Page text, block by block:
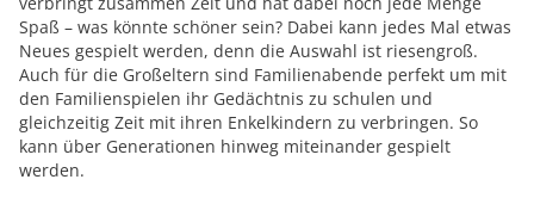
Spaß – was könnte schöner sein? Dabei kann jedes Mal etwas
Neues gespielt werden, denn die Auswahl ist riesengroß.
Auch für die Großeltern sind Familienabende perfekt um mit
den Familienspielen ihr Gedächtnis zu schulen und
gleichzeitig Zeit mit ihren Enkelkindern zu verbringen. So
kann über Generationen hinweg miteinander gespielt
werden.